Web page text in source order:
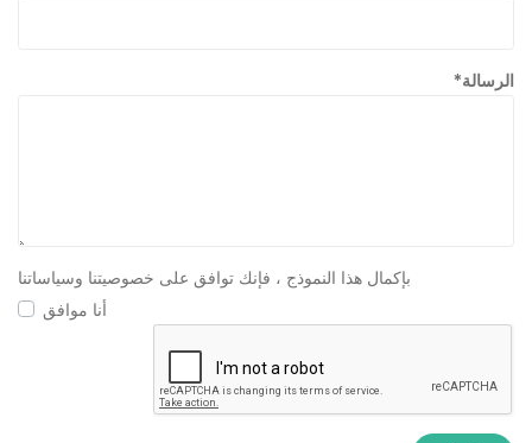
الرسالة*
بإكمال هذا النموذج ، فإنك توافق على خصوصيتنا وسياساتنا
أنا موافق